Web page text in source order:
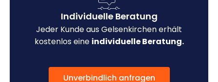
Individuelle Beratung
Jeder Kunde aus Gelsenkirchen erhält
kostenlos eine individuelle Beratung.
Unverbindlich anfragen